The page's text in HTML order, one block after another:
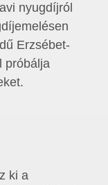
nyugdíjról
Erzsébet-
próbálja
ki a